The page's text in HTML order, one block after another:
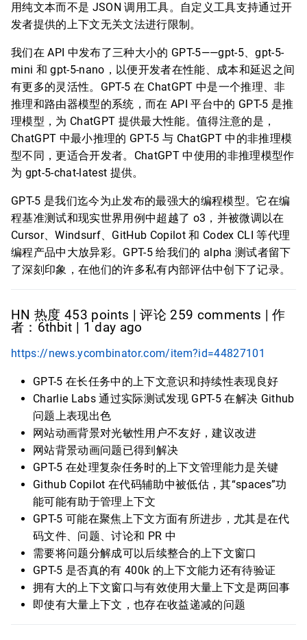
用纯文本而不是 JSON 调用工具。自定义工具支持通过开
发者提供的上下文无关文法进行限制。
我们在 API 中发布了三种大小的 GPT-5——gpt-5、gpt-5-
mini 和 gpt-5-nano，以便开发者在性能、成本和延迟之间
有更多的灵活性。GPT-5 在 ChatGPT 中是一个推理、非
推理和路由器模型的系统，而在 API 平台中的 GPT-5 是推
理模型，为 ChatGPT 提供最大性能。值得注意的是，
ChatGPT 中最小推理的 GPT-5 与 ChatGPT 中的非推理模
型不同，更适合开发者。ChatGPT 中使用的非推理模型作
为 gpt-5-chat-latest 提供。
GPT-5 是我们迄今为止发布的最强大的编程模型。它在编
程基准测试和现实世界用例中超越了 o3，并被微调以在
Cursor、Windsurf、GitHub Copilot 和 Codex CLI 等代理
编程产品中大放异彩。GPT-5 给我们的 alpha 测试者留下
了深刻印象，在他们的许多私有内部评估中创下了记录。
HN 热度 453 points | 评论 259 comments | 作
者：6thbit | 1 day ago
https://news.ycombinator.com/item?id=44827101
GPT-5 在长任务中的上下文意识和持续性表现良好
Charlie Labs 通过实际测试发现 GPT-5 在解决 Github
问题上表现出色
网站动画背景对光敏性用户不友好，建议改进
网站背景动画问题已得到解决
GPT-5 在处理复杂任务时的上下文管理能力是关键
Github Copilot 在代码辅助中被低估，其“spaces”功
能可能有助于管理上下文
GPT-5 可能在聚焦上下文方面有所进步，尤其是在代
码文件、问题、讨论和 PR 中
需要将问题分解成可以后续整合的上下文窗口
GPT-5 是否真的有 400k 的上下文能力还有待验证
拥有大的上下文窗口与有效使用大量上下文是两回事
即使有大量上下文，也存在收益递减的问题